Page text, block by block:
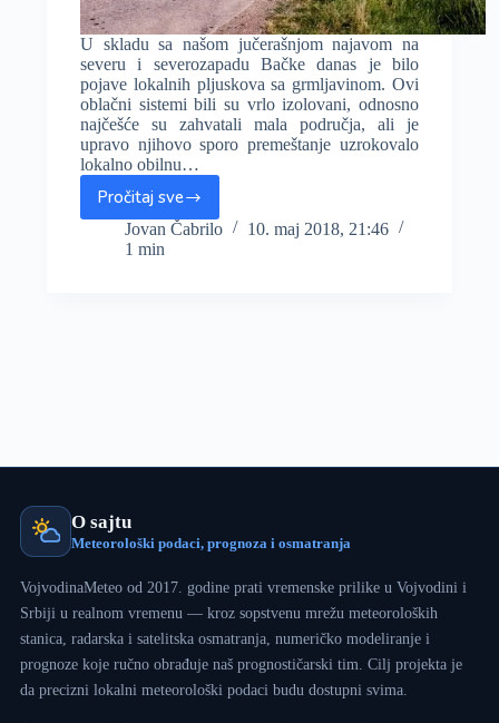
U skladu sa našom jučerašnjom najavom na
severu i severozapadu Bačke danas je bilo
pojave lokalnih pljuskova sa grmljavinom. Ovi
oblačni sistemi bili su vrlo izolovani, odnosno
najčešće su zahvatali mala područja, ali je
upravo njihovo sporo premeštanje uzrokovalo
lokalno obilnu…
Pročitaj sve
Izolovani
pjuskovi
sa
;
Jovan Čabrilo
10. maj 2018, 21:46
1 min
O sajtu
Meteorološki podaci, prognoza i osmatranja
VojvodinaMeteo od 2017. godine prati vremenske prilike u Vojvodini i
Srbiji u realnom vremenu — kroz sopstvenu mrežu meteoroloških
stanica, radarska i satelitska osmatranja, numeričko modeliranje i
prognoze koje ručno obrađuje naš prognostičarski tim. Cilj projekta je
da precizni lokalni meteorološki podaci budu dostupni svima.